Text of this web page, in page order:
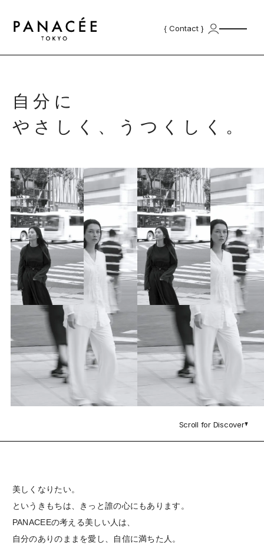
{ Contact }
Top
Product
Professional Products | プロ用商
Skincare Products | スキンケ
Concept
for Salon
School
Salonlist
{ Contact }
自分に
やさしく、
うつくしく。
Scroll for Discover
美しくなりたい。
というきもちは、きっと誰の心にもあります。
PANACEEの考える美しい人は、
自分のありのままを愛し、自信に満ちた人。